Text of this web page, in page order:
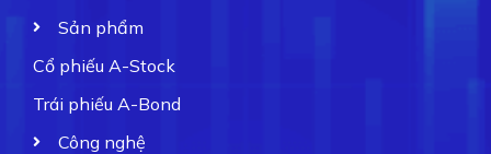
Sản phẩm
Cổ phiếu A-Stock
Trái phiếu A-Bond
Công nghệ